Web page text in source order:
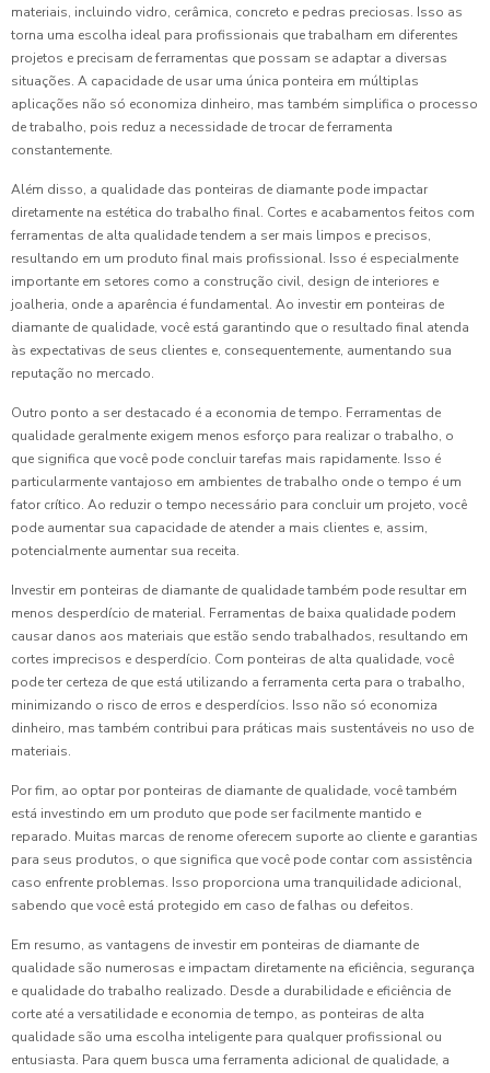
materiais, incluindo vidro, cerâmica, concreto e pedras preciosas. Isso as
torna uma escolha ideal para profissionais que trabalham em diferentes
projetos e precisam de ferramentas que possam se adaptar a diversas
situações. A capacidade de usar uma única ponteira em múltiplas
aplicações não só economiza dinheiro, mas também simplifica o processo
de trabalho, pois reduz a necessidade de trocar de ferramenta
constantemente.
Além disso, a qualidade das ponteiras de diamante pode impactar
diretamente na estética do trabalho final. Cortes e acabamentos feitos com
ferramentas de alta qualidade tendem a ser mais limpos e precisos,
resultando em um produto final mais profissional. Isso é especialmente
importante em setores como a construção civil, design de interiores e
joalheria, onde a aparência é fundamental. Ao investir em ponteiras de
diamante de qualidade, você está garantindo que o resultado final atenda
às expectativas de seus clientes e, consequentemente, aumentando sua
reputação no mercado.
Outro ponto a ser destacado é a economia de tempo. Ferramentas de
qualidade geralmente exigem menos esforço para realizar o trabalho, o
que significa que você pode concluir tarefas mais rapidamente. Isso é
particularmente vantajoso em ambientes de trabalho onde o tempo é um
fator crítico. Ao reduzir o tempo necessário para concluir um projeto, você
pode aumentar sua capacidade de atender a mais clientes e, assim,
potencialmente aumentar sua receita.
Investir em ponteiras de diamante de qualidade também pode resultar em
menos desperdício de material. Ferramentas de baixa qualidade podem
causar danos aos materiais que estão sendo trabalhados, resultando em
cortes imprecisos e desperdício. Com ponteiras de alta qualidade, você
pode ter certeza de que está utilizando a ferramenta certa para o trabalho,
minimizando o risco de erros e desperdícios. Isso não só economiza
dinheiro, mas também contribui para práticas mais sustentáveis no uso de
materiais.
Por fim, ao optar por ponteiras de diamante de qualidade, você também
está investindo em um produto que pode ser facilmente mantido e
reparado. Muitas marcas de renome oferecem suporte ao cliente e garantias
para seus produtos, o que significa que você pode contar com assistência
caso enfrente problemas. Isso proporciona uma tranquilidade adicional,
sabendo que você está protegido em caso de falhas ou defeitos.
Em resumo, as vantagens de investir em ponteiras de diamante de
qualidade são numerosas e impactam diretamente na eficiência, segurança
e qualidade do trabalho realizado. Desde a durabilidade e eficiência de
corte até a versatilidade e economia de tempo, as ponteiras de alta
qualidade são uma escolha inteligente para qualquer profissional ou
entusiasta. Para quem busca uma ferramenta adicional de qualidade, a